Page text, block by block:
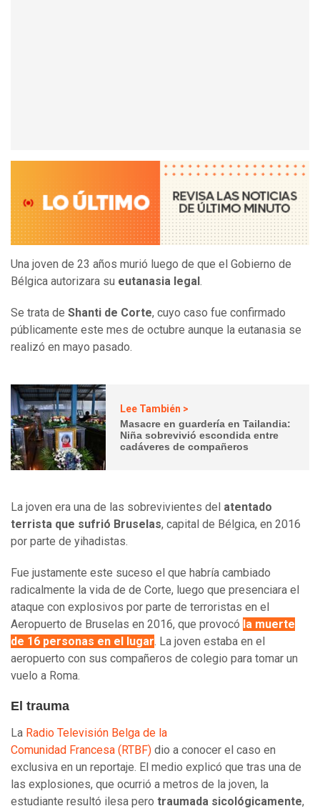
Una joven de 23 años murió luego de que el Gobierno de
Bélgica autorizara su eutanasia legal .
Se trata de Shanti de Corte, cuyo caso fue confirmado
públicamente este mes de octubre aunque la eutanasia se
realizó en mayo pasado.
Lee También >
Masacre en guardería en Tailandia:
Niña sobrevivió escondida entre
cadáveres de compañeros
La joven era una de las sobrevivientes del atentado
terrista que sufrió Bruselas, capital de Bélgica, en 2016
por parte de yihadistas.
Fue justamente este suceso el que habría cambiado
radicalmente la vida de de Corte, luego que presenciara el
ataque con explosivos por parte de terroristas en el
Aeropuerto de Bruselas en 2016, que provocó la muerte
de 16 personas en el lugar. La joven estaba en el
aeropuerto con sus compañeros de colegio para tomar un
vuelo a Roma.
El trauma
La Radio Televisión Belga de la
Comunidad Francesa (RTBF) dio a conocer el caso en
exclusiva en un reportaje. El medio explicó que tras una de
las explosiones, que ocurrió a metros de la joven, la
estudiante resultó ilesa pero traumada sicológicamente,